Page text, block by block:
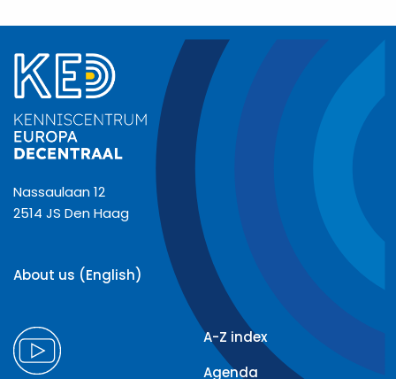
Nassaulaan 12
2514 JS Den Haag
About us (English)
A-Z index
Agenda